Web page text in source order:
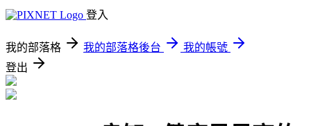
登入
我的部落格 我的部落格後台
我的帳號
登出